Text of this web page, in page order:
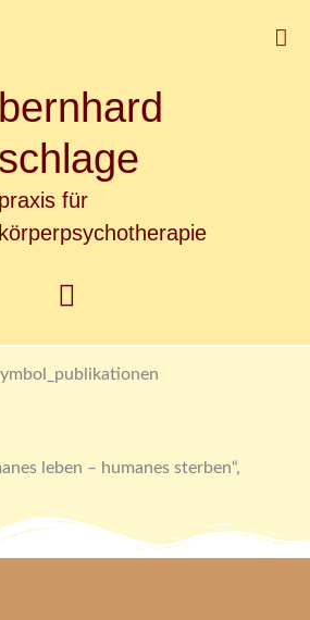
bernhard
schlage
praxis für
körperpsychotherapie
Hauptmenü
leben – humanes sterben“,